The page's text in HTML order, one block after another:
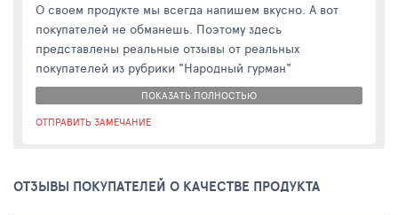
О своем продукте мы всегда напишем вкусно. А вот
покупателей не обманешь. Поэтому здесь
представлены реальные отзывы от реальных
покупателей из рубрики "Народный гурман"
ПОКАЗАТЬ ПОЛНОСТЬЮ
ОТПРАВИТЬ ЗАМЕЧАНИЕ
ОТЗЫВЫ ПОКУПАТЕЛЕЙ О КАЧЕСТВЕ ПРОДУКТА